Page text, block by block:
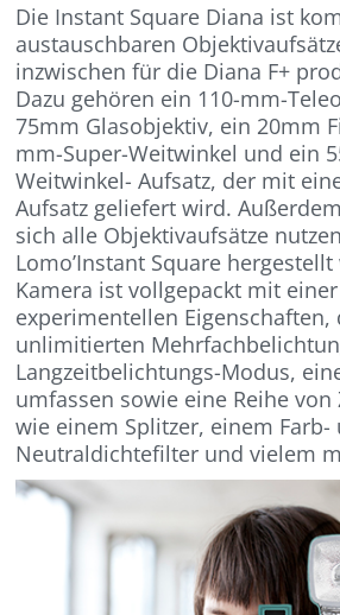
Die Instant Square Diana ist
austauschbaren
inzwischen für die Diana F+
Dazu gehören ein 110-mm-
75mm Glasobjektiv, ein 20mm
mm-Super-Weitwinkel und ein
Weitwinkel- Aufsatz, der mit
Aufsatz geliefert wird.
sich alle Objektivaufsätze
Lomo’Instant Square
Kamera ist vollgepackt mit
experimentellen Eigenschaften,
unlimitierten
Langzeitbelichtungs-Modus,
umfassen sowie eine Reihe
wie einem Splitzer, einem Farb-
Neutraldichtefilter und vielem